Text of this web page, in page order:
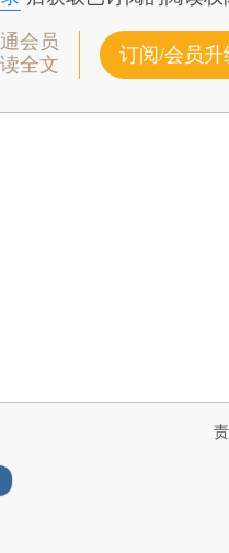
会员
全文
订阅/会员升